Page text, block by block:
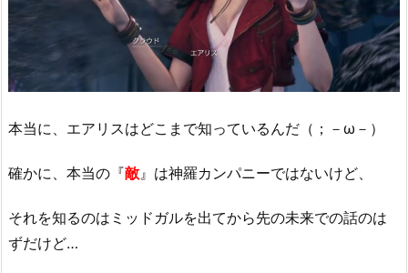
本当に、エアリスはどこまで知っているんだ（；－ω－）
確かに、本当の『敵 』は神羅カンパニーではないけど、
それを知るのはミッドガルを出てから先の未来での話のは
ずだけど…